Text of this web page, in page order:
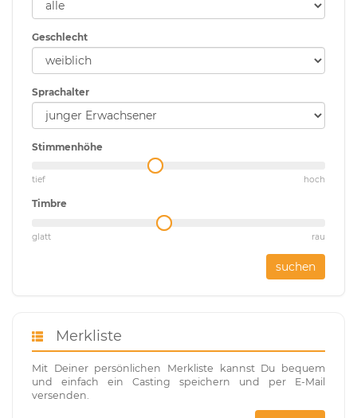
Geschlecht
Sprachalter
Stimmenhöhe
tief hoch
Timbre
glatt rau
suchen
Merkliste
Mit Deiner persönlichen Merkliste kannst Du bequem
und einfach ein Casting speichern und per E-Mail
versenden.